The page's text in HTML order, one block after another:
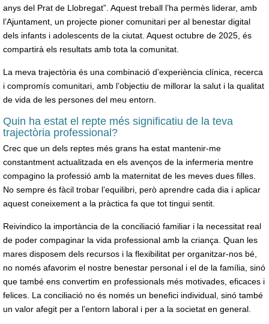
anys del Prat de Llobregat”. Aquest treball l’ha permès liderar, amb
l’Ajuntament, un projecte pioner comunitari per al benestar digital
dels infants i adolescents de la ciutat. Aquest octubre de 2025, és
compartirà els resultats amb tota la comunitat.
La meva trajectòria és una combinació d’experiència clínica, recerca
i compromís comunitari, amb l’objectiu de millorar la salut i la qualitat
de vida de les persones del meu entorn.
Quin ha estat el repte més significatiu de la teva
trajectòria professional?
Crec que un dels reptes més grans ha estat mantenir-me
constantment actualitzada en els avenços de la infermeria mentre
compagino la professió amb la maternitat de les meves dues filles.
No sempre és fàcil trobar l’equilibri, però aprendre cada dia i aplicar
aquest coneixement a la pràctica fa que tot tingui sentit.
Reivindico la importància de la conciliació familiar i la necessitat real
de poder compaginar la vida professional amb la criança. Quan les
mares disposem dels recursos i la flexibilitat per organitzar-nos bé,
no només afavorim el nostre benestar personal i el de la família, sinó
que també ens convertim en professionals més motivades, eficaces i
felices. La conciliació no és només un benefici individual, sinó també
un valor afegit per a l’entorn laboral i per a la societat en general.